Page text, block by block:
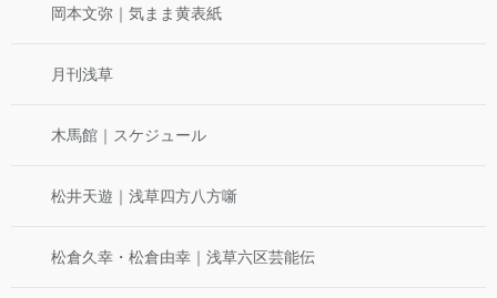
岡本文弥｜気まま黄表紙
月刊浅草
木馬館｜スケジュール
松井天遊｜浅草四方八方噺
松倉久幸・松倉由幸｜浅草六区芸能伝